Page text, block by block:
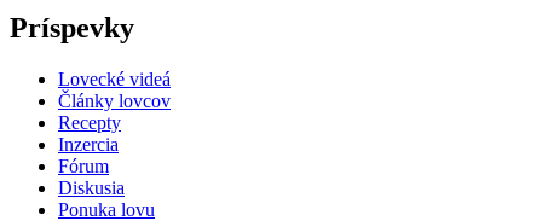
Príspevky
Lovecké videá
Články lovcov
Recepty
Inzercia
Fórum
Diskusia
Ponuka lovu